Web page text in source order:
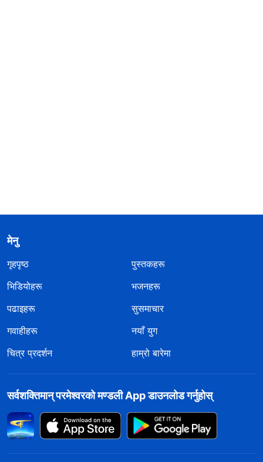
मेनु
गृहपृष्ठ
पुस्तकहरू
भिडियोहरू
भजनहरू
पढाइहरू
सुसमाचार
गवाहीहरू
नयाँ युग
चित्र प्रदर्शन
हाम्रो बारेमा
सर्वशक्तिमान्‌ परमेश्‍वरको मण्डली App डाउनलोड गर्नुहोस्